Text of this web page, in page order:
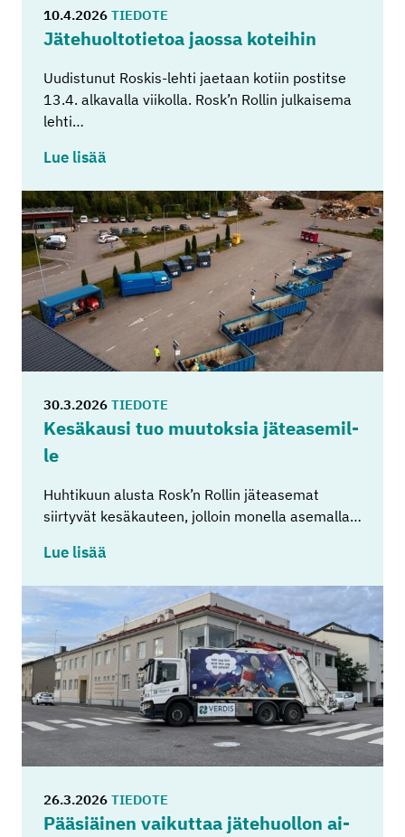
10.4.2026 TIEDOTE
Jä­te­huol­to­tie­toa jaos­sa ko­tei­hin
Uudistunut Roskis-lehti jaetaan kotiin postitse
13.4. alkavalla viikolla. Rosk’n Rollin julkaisema
lehti…
Lue lisää
30.3.2026 TIEDOTE
Ke­sä­kausi tuo muu­tok­sia jä­tea­se­mil­
le
Huhtikuun alusta Rosk’n Rollin jäteasemat
siirtyvät kesäkauteen, jolloin monella asemalla…
Lue lisää
26.3.2026 TIEDOTE
Pää­siäi­nen vai­kut­taa jä­te­huol­lon ai­